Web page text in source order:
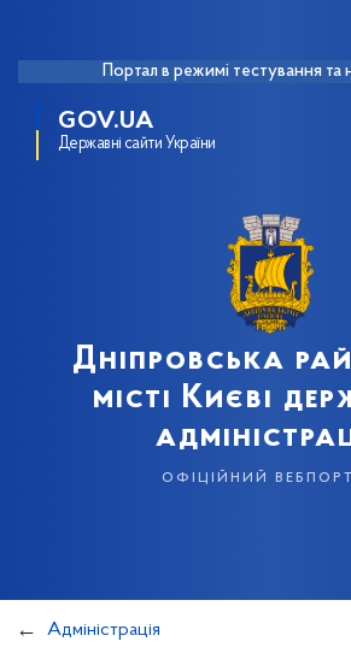
Портал в режимі тестування та
GOV.UA
Державні сайти України
Дніпровська
місті Києві
офіційний
Адміністрація